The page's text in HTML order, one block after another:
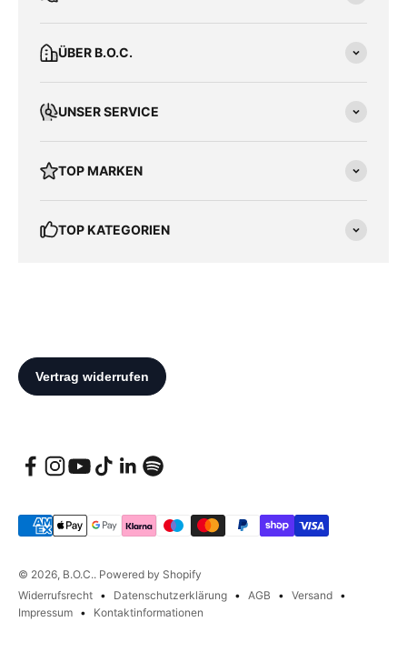
ÜBER B.O.C.
UNSER SERVICE
TOP MARKEN
TOP KATEGORIEN
© 2026, B.O.C.. Powered by Shopify
Widerrufsrecht
Datenschutzerklärung AGB
Versand
Impressum
Kontaktinformationen